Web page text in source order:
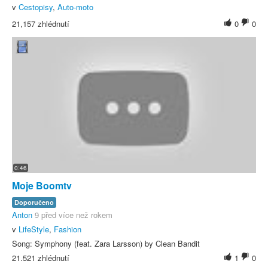
v Cestopisy, Auto-moto
0
0
21,157 zhlédnutí
0:46
Moje Boomtv
Doporučeno
Anton 9 před více než rokem
v LifeStyle, Fashion
Song: Symphony (feat. Zara Larsson) by Clean Bandit
1
0
21,521 zhlédnutí